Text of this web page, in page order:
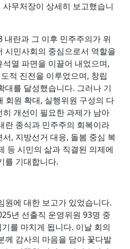
무처장이 상세히 보고했습니
내란과 그 이후 민주주의가 위
시민사회의 중심으로서 역할을
열 파면을 이끌어 내었으며,
적 진전을 이루었으며, 창립
대를 달성했습니다. 그러나 기
회원 확대, 실행위원 구성의 다
개선이 필요한 과제가 남아
란 종식과 민주주의 회복이라
, 지방선거 대응, 돌봄 중심 복
등 시민의 삶과 직결된 의제에
를 기대합니다.
원에 대한 보고가 있었습니다.
년 선출직 운영위원 93명 중
를 마치게 됩니다. 이날 회의
께 감사의 마음을 담아 꽃다발